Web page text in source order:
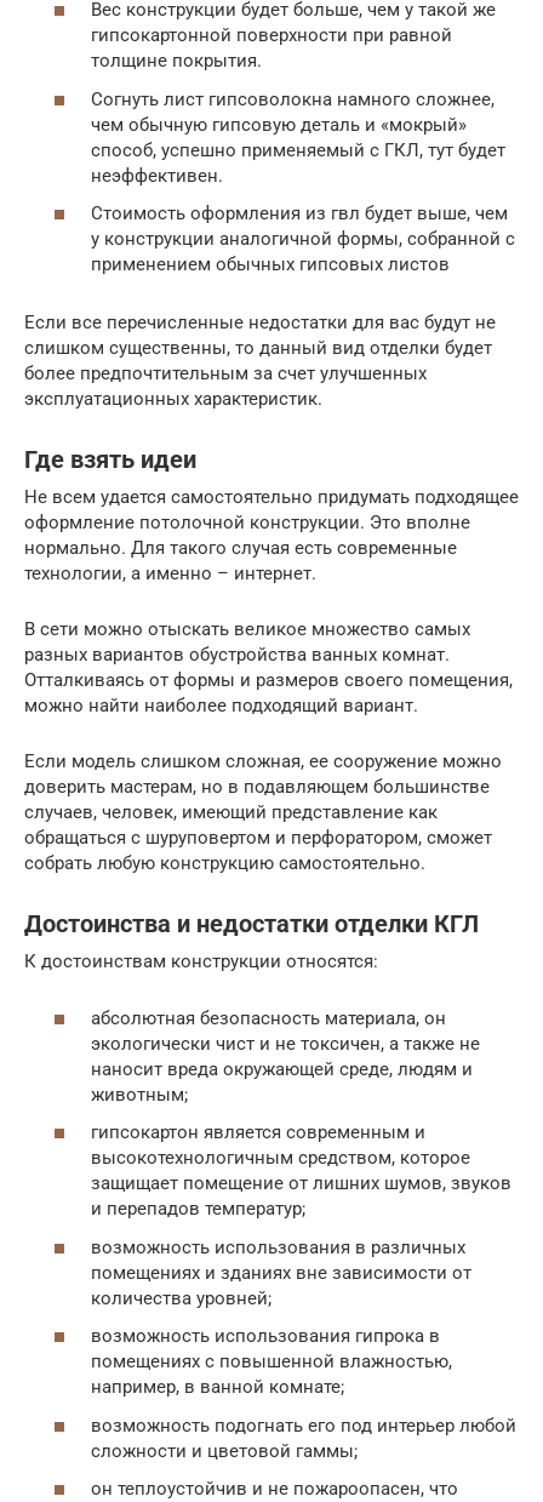
Вес конструкции будет больше, чем у такой же
гипсокартонной поверхности при равной
толщине покрытия.
Согнуть лист гипсоволокна намного сложнее,
чем обычную гипсовую деталь и «мокрый»
способ, успешно применяемый с ГКЛ, тут будет
неэффективен.
Стоимость оформления из гвл будет выше, чем
у конструкции аналогичной формы, собранной с
применением обычных гипсовых листов
Если все перечисленные недостатки для вас будут не
слишком существенны, то данный вид отделки будет
более предпочтительным за счет улучшенных
эксплуатационных характеристик.
Где взять идеи
Не всем удается самостоятельно придумать подходящее
оформление потолочной конструкции. Это вполне
нормально. Для такого случая есть современные
технологии, а именно – интернет.
В сети можно отыскать великое множество самых
разных вариантов обустройства ванных комнат.
Отталкиваясь от формы и размеров своего помещения,
можно найти наиболее подходящий вариант.
Если модель слишком сложная, ее сооружение можно
доверить мастерам, но в подавляющем большинстве
случаев, человек, имеющий представление как
обращаться с шуруповертом и перфоратором, сможет
собрать любую конструкцию самостоятельно.
Достоинства и недостатки отделки КГЛ
К достоинствам конструкции относятся:
абсолютная безопасность материала, он
экологически чист и не токсичен, а также не
наносит вреда окружающей среде, людям и
животным;
гипсокартон является современным и
высокотехнологичным средством, которое
защищает помещение от лишних шумов, звуков
и перепадов температур;
возможность использования в различных
помещениях и зданиях вне зависимости от
количества уровней;
возможность использования гипрока в
помещениях с повышенной влажностью,
например, в ванной комнате;
возможность подогнать его под интерьер любой
сложности и цветовой гаммы;
он теплоустойчив и не пожароопасен, что